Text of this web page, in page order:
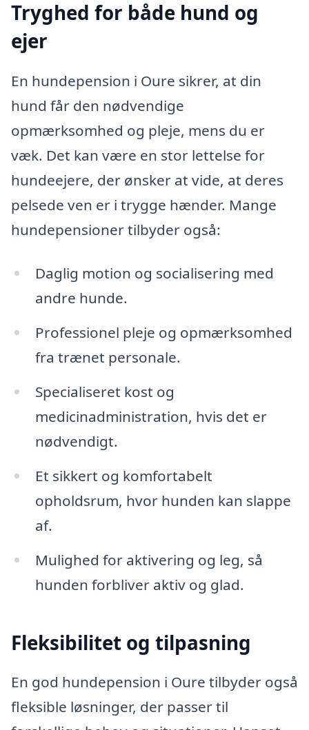
Tryghed for både hund og
ejer
En hundepension i Oure sikrer, at din
hund får den nødvendige
opmærksomhed og pleje, mens du er
væk. Det kan være en stor lettelse for
hundeejere, der ønsker at vide, at deres
pelsede ven er i trygge hænder. Mange
hundepensioner tilbyder også:
Daglig motion og socialisering med
andre hunde.
Professionel pleje og opmærksomhed
fra trænet personale.
Specialiseret kost og
medicinadministration, hvis det er
nødvendigt.
Et sikkert og komfortabelt
opholdsrum, hvor hunden kan slappe
af.
Mulighed for aktivering og leg, så
hunden forbliver aktiv og glad.
Fleksibilitet og tilpasning
En god hundepension i Oure tilbyder også
fleksible løsninger, der passer til